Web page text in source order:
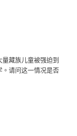
藏族儿童被强迫到
。请问这一情况是否